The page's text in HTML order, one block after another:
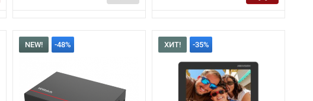
NEW! -48% ХИТ! -35%